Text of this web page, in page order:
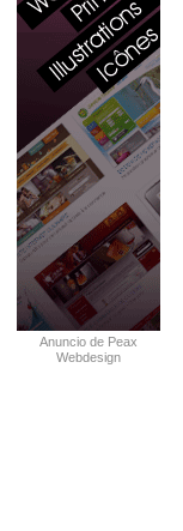
Anuncio de Peax
Webdesign